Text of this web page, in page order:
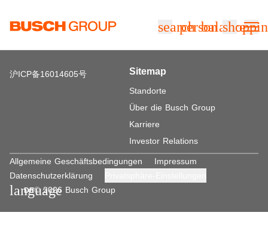
searchpersonbalance
沪ICP备16014605号 Sitemap
Standorte
Über die Busch Group
Karriere
Investor Relations
Allgemeine Geschäftsbedingungen
Impressum
Datenschutzerklärung
DE
language
© 2026 Busch Group